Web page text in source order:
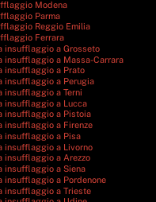
Modena
Parma
Reggio Emilia
Ferrara
insufflaggio a Grosseto
insufflaggio a Massa-Carrara
insufflaggio a Prato
insufflaggio a Perugia
insufflaggio a Terni
insufflaggio a Lucca
insufflaggio a Pistoia
insufflaggio a Firenze
insufflaggio a Pisa
insufflaggio a Livorno
insufflaggio a Arezzo
insufflaggio a Siena
insufflaggio a Pordenone
insufflaggio a Trieste